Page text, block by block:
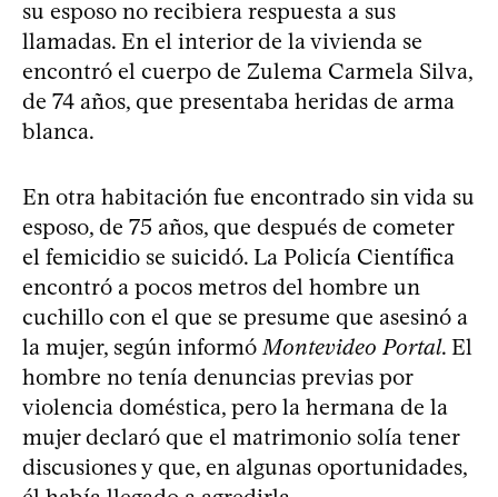
su esposo no recibiera respuesta a sus
llamadas. En el interior de la vivienda se
encontró el cuerpo de Zulema Carmela Silva,
de 74 años, que presentaba heridas de arma
blanca.
En otra habitación fue encontrado sin vida su
esposo, de 75 años, que después de cometer
el femicidio se suicidó. La Policía Científica
encontró a pocos metros del hombre un
cuchillo con el que se presume que asesinó a
la mujer, según informó Montevideo Portal. El
hombre no tenía denuncias previas por
violencia doméstica, pero la hermana de la
mujer declaró que el matrimonio solía tener
discusiones y que, en algunas oportunidades,